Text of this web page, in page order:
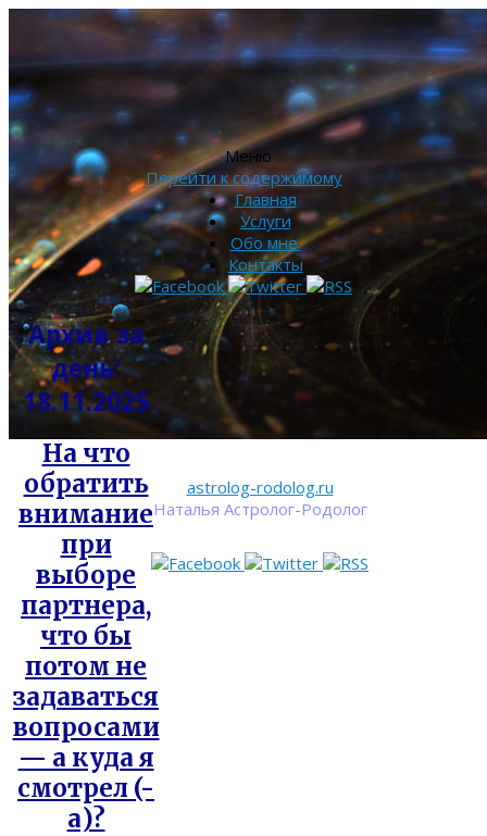
astrolog-rodolog.ru
Наталья Астролог-Родолог
Меню
Перейти к содержимому
Главная
Услуги
Обо мне.
Контакты
Архив за
день:
18.11.2025
На что
обратить
внимание
при
выборе
партнера,
что бы
потом не
задаваться
вопросами
— а куда я
смотрел (-
а)?